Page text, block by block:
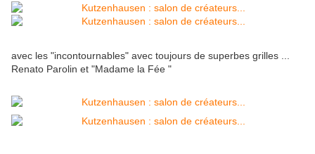
avec les "incontournables" avec toujours de superbes grilles ...
Renato Parolin et "Madame la Fée "